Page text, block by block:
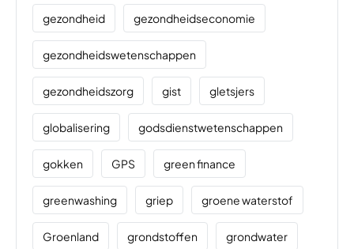
gezondheid gezondheidseconomie
gezondheidswetenschappen
gezondheidszorg gist gletsjers
globalisering godsdienstwetenschappen
gokken GPS green finance
greenwashing griep groene waterstof
Groenland grondstoffen grondwater